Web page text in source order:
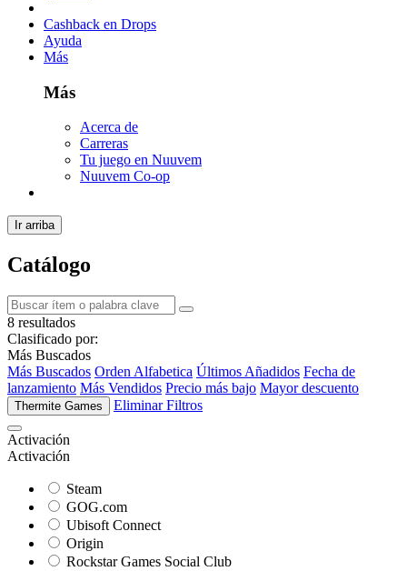
Cashback en Drops
Ayuda
Más
Más
Acerca de
Carreras
Tu juego en Nuuvem
Nuuvem Co-op
Ir arriba
Catálogo
8 resultados
Clasificado por:
Más Buscados
Más Buscados Orden Alfabetica Últimos Añadidos Fecha de
lanzamiento Más Vendidos Precio más bajo Mayor descuento
Thermite Games Eliminar Filtros
Activación
Activación
Steam
GOG.com
Ubisoft Connect
Origin
Rockstar Games Social Club